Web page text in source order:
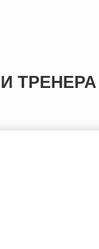
ТРЕНЕРА